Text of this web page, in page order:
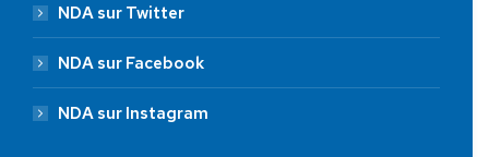
NDA sur Twitter
NDA sur Facebook
NDA sur Instagram